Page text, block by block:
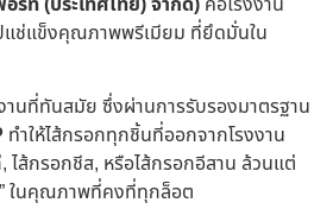
แช่แข็งคุณภาพพรีเมียม ที่ยึดมั่นใน
านที่ทันสมัย ซึ่งผ่านการรับรองมาตรฐาน
ทำให้ไส้กรอกทุกชิ้นที่ออกจากโรงงาน
, ไส้กรอกชีส, หรือไส้กรอกอีสาน ล้วนแต่
” ในคุณภาพที่คงที่ทุกล็อต